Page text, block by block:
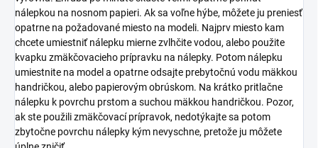
nálepkou na nosnom papieri. Ak sa voľne hýbe, môžete ju preniesť
opatrne na požadované miesto na modeli. Najprv miesto kam
chcete umiestniť nálepku mierne zvlhčite vodou, alebo použite
kvapku zmäkčovacieho prípravku na nálepky. Potom nálepku
umiestnite na model a opatrne odsajte prebytočnú vodu mäkkou
handričkou, alebo papierovým obrúskom. Na krátko pritlačne
nálepku k povrchu prstom a suchou mäkkou handričkou. Pozor,
ak ste použili zmäkčovací prípravok, nedotýkajte sa potom
zbytočne povrchu nálepky kým nevyschne, pretože ju môžete